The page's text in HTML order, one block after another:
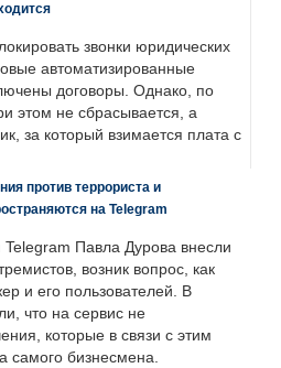
звонки юридических
автоматизированные
договоры. Однако, по
этом не сбрасывается, а
за который взимается плата с
против террориста и
на Telegram
Telegram Павла Дурова внесли
возник вопрос, как
и его пользователей. В
что на сервис не
которые в связи с этим
самого бизнесмена.